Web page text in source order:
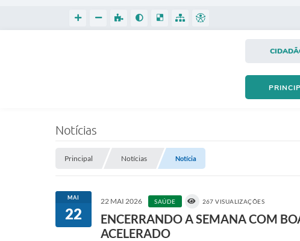
Notícias
Principal Notícias Notícia
MAI
22
22 MAI 2026 SAÚDE 267 VISUALIZAÇÕES
ENCERRANDO A SEMANA COM
ACELERADO